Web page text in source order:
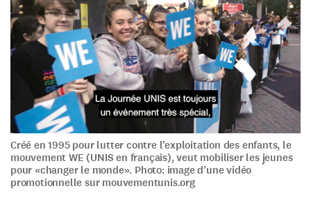
Créé en 1995 pour lutter contre l’exploitation des enfants, le
mouvement WE (UNIS en français), veut mobiliser les jeunes
pour «changer le monde». Photo: image d’une vidéo
promotionnelle sur mouvementunis.org